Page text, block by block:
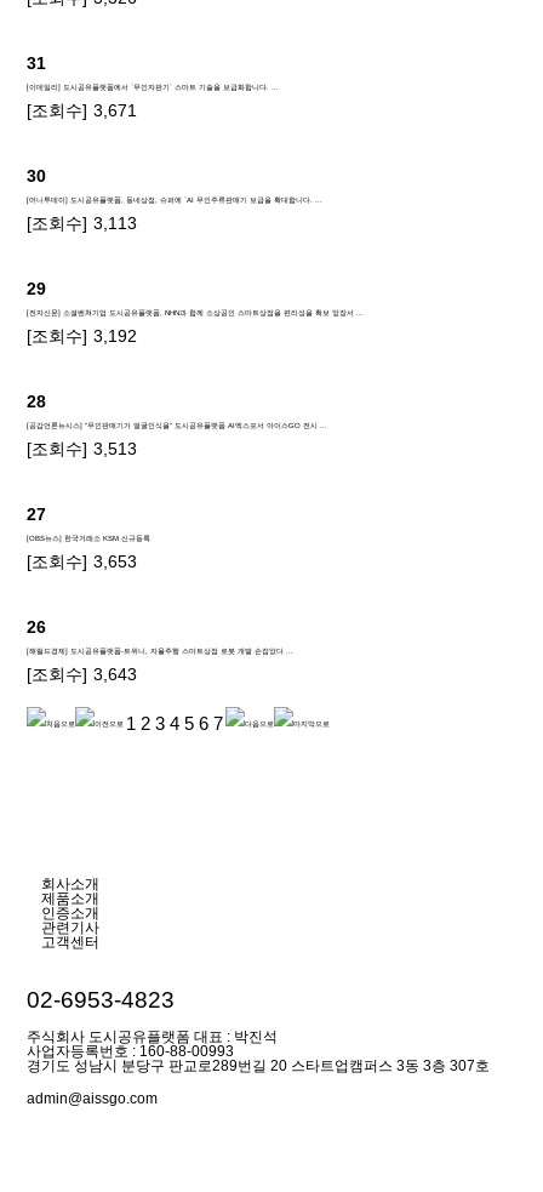
31
[이데일리] 도시공유플랫폼에서 `무인자판기` 스마트 기술을 보급화합니다. ...
[조회수] 3,671
30
[머니투데이] 도시공유플랫폼, 동네상점, 슈퍼에 `AI 무인주류판매기 보급을 확대합니다. ...
[조회수] 3,113
29
[전자신문] 소셜벤쳐기업 도시공유플랫폼, NHN과 함께 소상공인 스마트상점을 편리성을 확보 앞장서 ...
[조회수] 3,192
28
[공감언론뉴시스] "무인판매기가 얼굴인식을" 도시공유플랫폼 AI엑스포서 아이스GO 전시 ...
[조회수] 3,513
27
[OBS뉴스] 한국거래소 KSM 신규등록
[조회수] 3,653
26
[해럴드경제] 도시공유플랫폼-트위니, 자율주행 스마트상점 로봇 개발 손잡았다 ...
[조회수] 3,643
1 2 3 4 5 6 7
회사소개
제품소개
인증소개
관련기사
고객센터
02-6953-4823
주식회사 도시공유플랫폼 대표 : 박진석
사업자등록번호 : 160-88-00993
경기도 성남시 분당구 판교로289번길 20 스타트업캠퍼스 3동 3층 307호
admin@aissgo.com